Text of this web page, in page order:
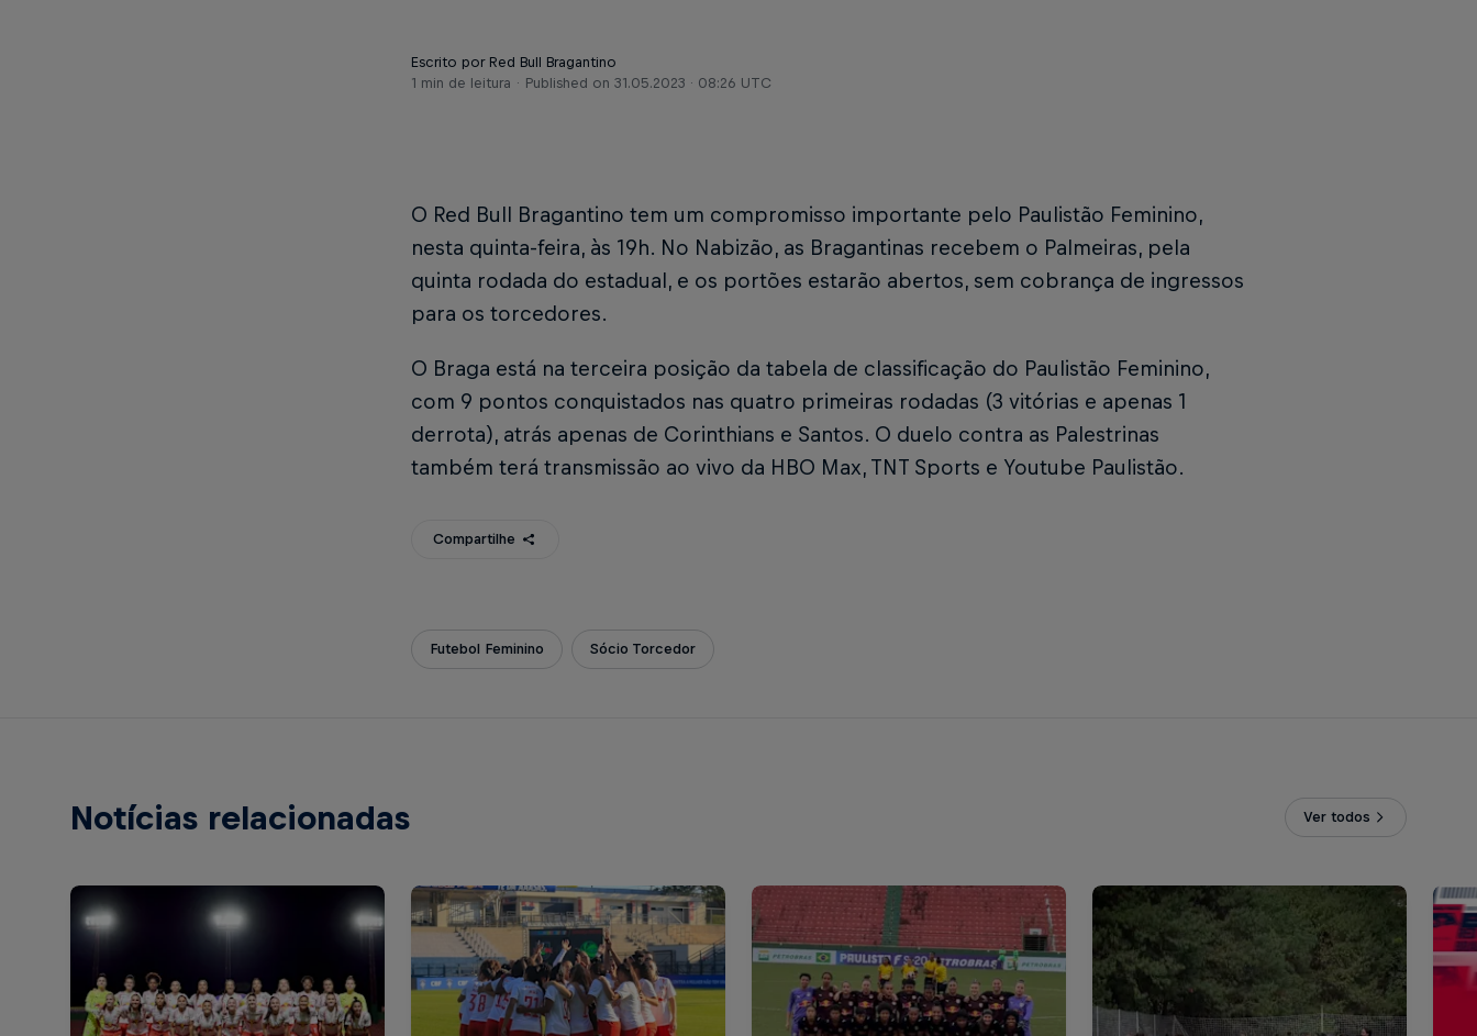
Escrito por Red Bull Bragantino
1 min de leitura
Published on 31.05.2023 · 08:26 UTC
O Red Bull Bragantino tem um compromisso importante pelo Paulistão Feminino,
nesta quinta-feira, às 19h. No Nabizão, as Bragantinas recebem o Palmeiras, pela
quinta rodada do estadual, e os portões estarão abertos, sem cobrança de ingressos
para os torcedores.
O Braga está na terceira posição da tabela de classificação do Paulistão Feminino,
com 9 pontos conquistados nas quatro primeiras rodadas (3 vitórias e apenas 1
derrota), atrás apenas de Corinthians e Santos. O duelo contra as Palestrinas
também terá transmissão ao vivo da HBO Max, TNT Sports e Youtube Paulistão.
Compartilhe
Futebol Feminino Sócio Torcedor
Notícias relacionadas Ver todos